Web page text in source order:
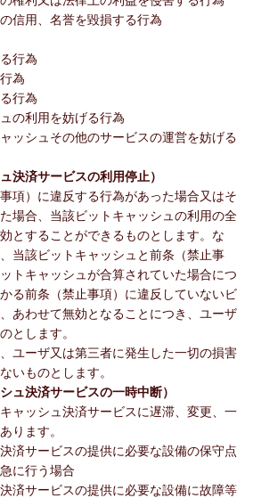
信用、名誉を毀損する行為
行為
為
行為
の利用を妨げる行為
ッシュその他のサービスの運営を妨げる
決済サービスの利用停止）
項）に違反する行為があった場合又はそ
場合、当該ビットキャッシュの利用の全
とすることができるものとします。な
当該ビットキャッシュと前条（禁止事
トキャッシュが合算されていた場合につ
る前条（禁止事項）に違反していないビ
あわせて無効となることにつき、ユーザ
とします。
ユーザ又は第三者に発生した一切の損害
いものとします。
ュ決済サービスの一時中断）
ャッシュ決済サービスに遅滞、変更、一
ります。
済サービスの提供に必要な設備の保守点
に行う場合
済サービスの提供に必要な設備に故障等